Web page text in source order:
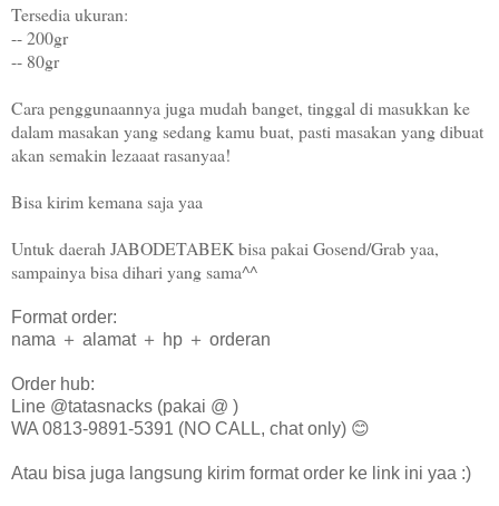
Tersedia ukuran:
-- 200gr
-- 80gr
Cara penggunaannya juga mudah banget, tinggal di masukkan ke
dalam masakan yang sedang kamu buat, pasti masakan yang dibuat
akan semakin lezaaat rasanyaa!
Bisa kirim kemana saja yaa
Untuk daerah JABODETABEK bisa pakai Gosend/Grab yaa,
sampainya bisa dihari yang sama^^
Format order:
nama ＋ alamat ＋ hp ＋ orderan
Order hub:
Line @tatasnacks (pakai @ )
WA 0813-9891-5391 (NO CALL, chat only) 😊
Atau bisa juga langsung kirim format order ke link ini yaa :)